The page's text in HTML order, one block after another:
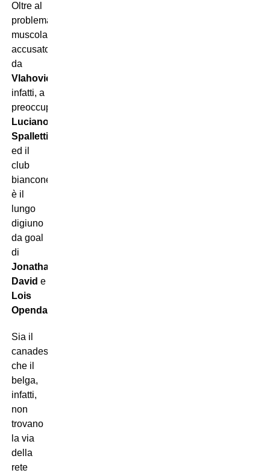
Oltre al
problema
muscolare
accusato
da
Vlahovic
infatti, a
preoccupare
Luciano
Spalletti
ed il
club
bianconero
è il
lungo
digiuno
da goal
di
Jonathan
David e
Lois
Openda.
Sia il
canadese
che il
belga,
infatti,
non
trovano
la via
della
rete